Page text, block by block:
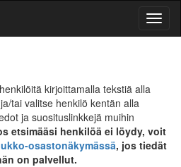
kirjoittamalla tekstiä alla
tai valitse henkilö kentän alla
ja suosituslinkkejä muihin
etsimääsi henkilöä ei löydy, voit
osastonäkymässä, jos tiedät
on palvellut.